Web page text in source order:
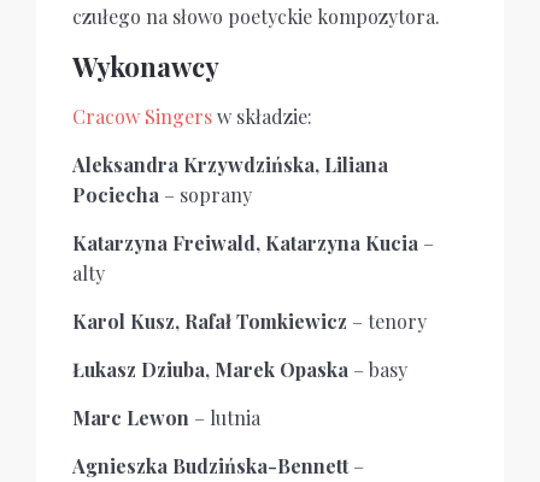
czułego na słowo poetyckie kompozytora.
Wykonawcy
Cracow Singersw składzie:
Aleksandra Krzywdzińska, Liliana
Pociecha – soprany
Katarzyna Freiwald, Katarzyna Kucia –
alty
Karol Kusz, Rafał Tomkiewicz – tenory
Łukasz Dziuba, Marek Opaska – basy
Marc Lewon – lutnia
Agnieszka Budzińska-Bennett–